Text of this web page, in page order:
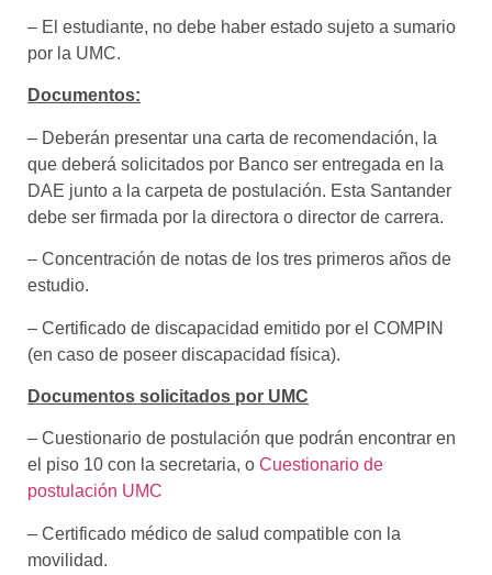
– El estudiante, no debe haber estado sujeto a sumario
por la UMC.
Documentos:
– Deberán presentar una carta de recomendación, la
que deberá solicitados por Banco ser entregada en la
DAE junto a la carpeta de postulación. Esta Santander
debe ser firmada por la directora o director de carrera.
– Concentración de notas de los tres primeros años de
estudio.
– Certificado de discapacidad emitido por el COMPIN
(en caso de poseer discapacidad física).
Documentos solicitados por UMC
– Cuestionario de postulación que podrán encontrar en
el piso 10 con la secretaria, o Cuestionario de
postulación UMC
– Certificado médico de salud compatible con la
movilidad.